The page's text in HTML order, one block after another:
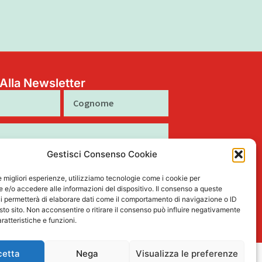
Gestisci Consenso Cookie
migliori esperienze, utilizziamo tecnologie come i cookie per
e/o accedere alle informazioni del dispositivo. Il consenso a queste
permetterà di elaborare dati come il comportamento di navigazione o ID
sito. Non acconsentire o ritirare il consenso può influire negativamente
e funzioni.
Nega Visualizza le preferenze
Newsletter
nella Privacy Policy
Iscriviti